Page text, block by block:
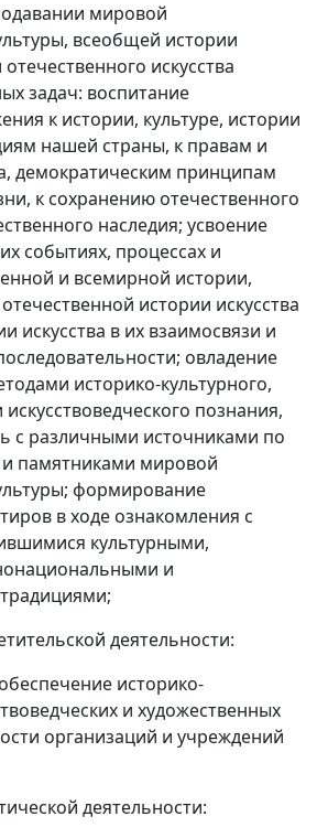
мировой
всеобщей истории
искусства
задач: воспитание
к истории, культуре, истории
нашей страны, к правам и
демократическим принципам
к сохранению отечественного
наследия; усвоение
событиях, процессах и
и всемирной истории,
истории искусства
искусства в их взаимосвязи и
овладение
историко-культурного,
познания,
с различными источниками по
и памятниками мировой
формирование
в ходе ознакомления с
культурными,
и
деятельности:
историко-
и художественных
организаций и учреждений
деятельности: